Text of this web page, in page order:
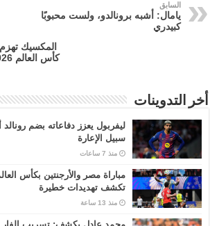
السابق
يامال: أشبه برونالدو، ولست محبوبًا
كبيدري
أخر التدوينات
ليفربول يعزز دفاعاته بضم
سبيل الإعارة
منذ 7 ساعات
تكشف تهديدات خطيرة
منذ 13 ساعة